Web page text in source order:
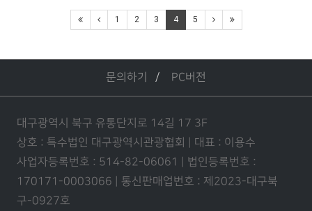
1 2 3 4 5
문의하기 PC버전
대구광역시 북구 유통단지로 14길 17 3F
상호 : 특수법인 대구광역시관광협회 | 대표 : 이용수
사업자등록번호 : 514-82-06061 | 법인등록번호 :
170171-0003066 | 통신판매업번호 : 제2023-대구북
구-0927호